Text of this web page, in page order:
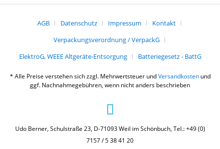
AGB Datenschutz Impressum
Kontakt
Verpackungsverordnung / VerpackG
ElektroG, WEEE Altgeräte-Entsorgung
Batteriegesetz - BattG
* Alle Preise verstehen sich zzgl. Mehrwertsteuer undVersandkostenund
ggf. Nachnahmegebühren, wenn nicht anders beschrieben
Udo Berner, Schulstraße 23, D-71093 Weil im Schönbuch, Tel.: +49 (0)
7157 / 5 38 41 20